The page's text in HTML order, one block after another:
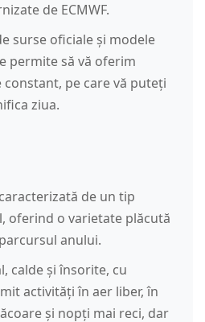
de ECMWF.
surse oficiale și modele
permite să vă oferim
pe care vă puteți
ziua.
de un tip
oferind o varietate plăcută
anului.
calde și însorite, cu
activități în aer liber, în
și nopți mai reci, dar